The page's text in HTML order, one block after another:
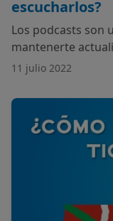
escucharlos?
Los podcasts son
mantenerte
mientras realizas
11 julio 2022